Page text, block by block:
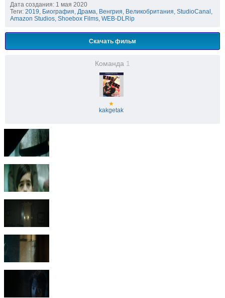
Дата создания: 1 мая 2020
Теги: 2019 Биография Драма Венгрия Великобритания StudioCanal
Amazon Studios Shoebox Films WEB-DLRip
Скачать фильм
Команда 1
★
kakgetak